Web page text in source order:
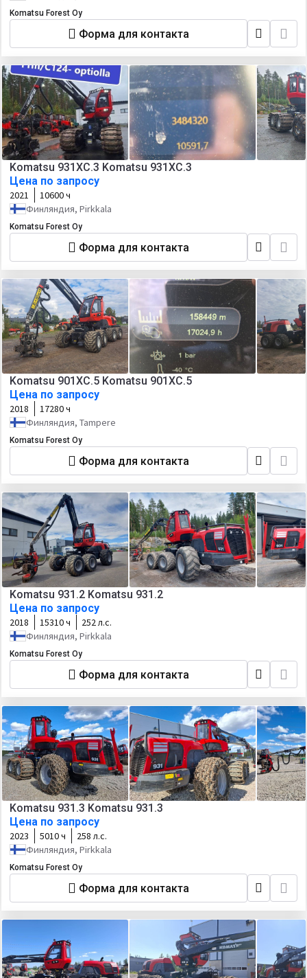
Komatsu Forest Oy
Форма для контакта
Komatsu 931XC.3 Komatsu 931XC.3
Цена по запросу
2021
10600 ч
Финляндия, Pirkkala
Komatsu Forest Oy
Форма для контакта
Komatsu 901XC.5 Komatsu 901XC.5
Цена по запросу
2018
17280 ч
Финляндия, Tampere
Komatsu Forest Oy
Форма для контакта
Komatsu 931.2 Komatsu 931.2
Цена по запросу
2018 15310 ч
252 л.с.
Финляндия, Pirkkala
Komatsu Forest Oy
Форма для контакта
Komatsu 931.3 Komatsu 931.3
Цена по запросу
2023 5010 ч
258 л.с.
Финляндия, Pirkkala
Komatsu Forest Oy
Форма для контакта